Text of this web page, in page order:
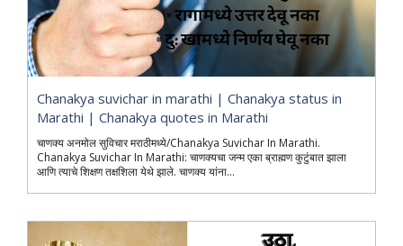
Chanakya suvichar in marathi | Chanakya status in
Marathi | Chanakya quotes in Marathi
चाणक्य अनमोल सुविचार मराठीमध्ये/Chanakya Suvichar In Marathi.
Chanakya Suvichar In Marathi: चाणक्यचा जन्म एका ब्राह्मण कुटुंबात झाला
आणि त्याचे शिक्षण तक्षशिला येथे झाले. चाणक्य यांना...